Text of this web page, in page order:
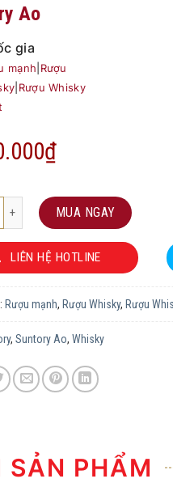
Ao
gia
mạnh Rượu
Rượu Whisky
₫
số lượng MUA NGAY
LIÊN HỆ HOTLINE
Rượu mạnh, Rượu Whisky, Rượu
, Suntory Ao, Whisky
SẢN PHẨM